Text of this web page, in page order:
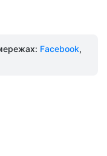
Facebook,